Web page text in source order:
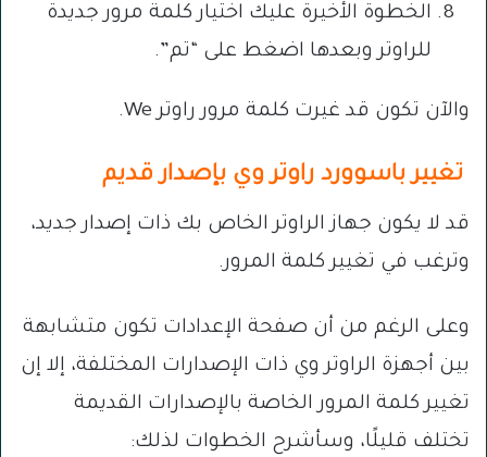
الخطوة الأخيرة عليك اختيار كلمة مرور جديدة
للراوتر وبعدها اضغط على “تم”.
والآن تكون قد غيرت كلمة مرور راوتر We.
تغيير باسوورد راوتر وي بإصدار قديم
قد لا يكون جهاز الراوتر الخاص بك ذات إصدار جديد،
وترغب في تغيير كلمة المرور.
وعلى الرغم من أن صفحة الإعدادات تكون متشابهة
بين أجهزة الراوتر وي ذات الإصدارات المختلفة، إلا إن
تغيير كلمة المرور الخاصة بالإصدارات القديمة
تختلف قليلًا، وسأشرح الخطوات لذلك: